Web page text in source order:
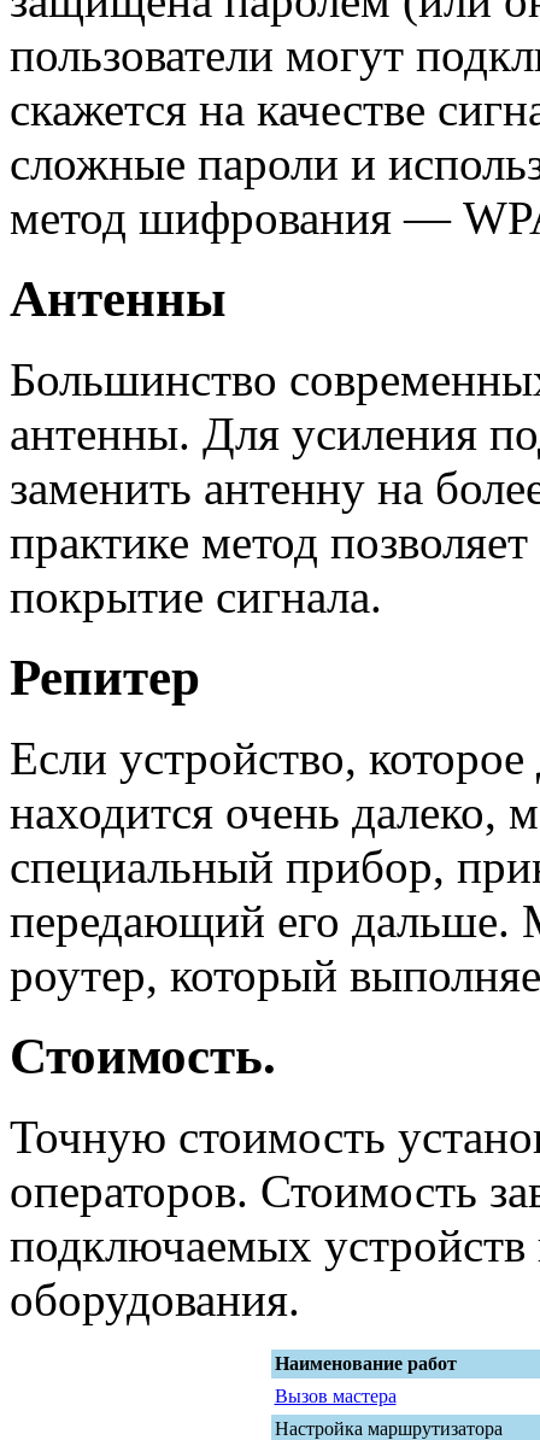
пользователи могут
скажется на качестве
сложные пароли и
метод шифрования —
Антенны
Большинство
антенны. Для усиления
заменить антенну на
практике метод
покрытие сигнала.
Репитер
Если устройство,
находится очень
специальный прибор,
передающий его дальше.
роутер, который
Стоимость.
Точную стоимость
операторов. Стоимость
подключаемых
оборудования.
Наименование работ
Вызов мастера
Настройка маршрутизатора